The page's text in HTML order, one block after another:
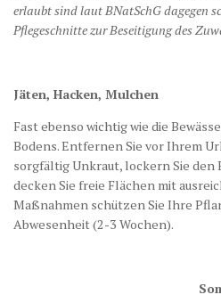
erlaubt sind laut BNatSchG dagegen
Pflegeschnitte zur Beseitigung des
Jäten, Hacken, Mulchen
Fast ebenso wichtig wie die
Bodens. Entfernen Sie vor Ihrem
sorgfältig Unkraut, lockern Sie den
decken Sie freie Flächen mit
Maßnahmen schützen Sie Ihre
Abwesenheit (2-3 Wochen).